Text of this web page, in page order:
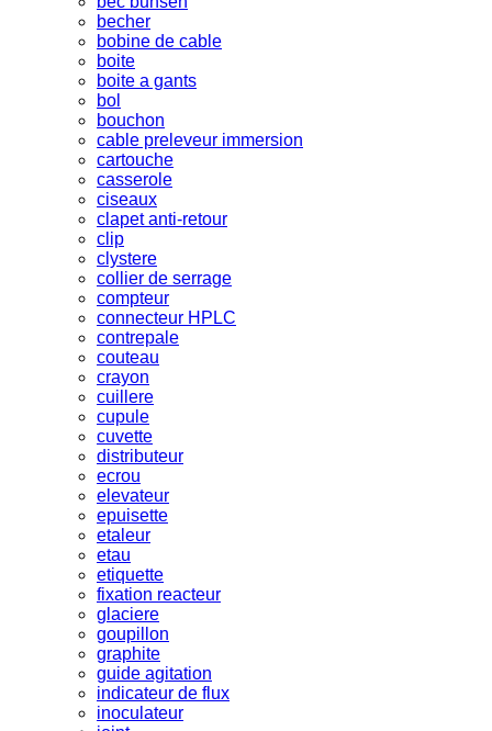
becher
bobine de cable
boite
boite a gants
bol
bouchon
cable preleveur immersion
cartouche
casserole
ciseaux
clapet anti-retour
clip
clystere
collier de serrage
compteur
connecteur HPLC
contrepale
couteau
crayon
cuillere
cupule
cuvette
distributeur
ecrou
elevateur
epuisette
etaleur
etau
etiquette
fixation reacteur
glaciere
goupillon
graphite
guide agitation
indicateur de flux
inoculateur